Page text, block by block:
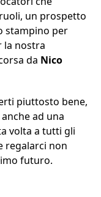
un prospetto
stampino per
la nostra
da Nico
piuttosto bene,
ad una
volta a tutti gli
regalarci non
futuro.